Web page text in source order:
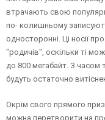
втрачають свою
по- колишньому
односторонні. Ці носії
"родичів", оскільки ті
до 800 мегабайт. З часом
будуть остаточно
Окрім свого прямого
можна перетворити на